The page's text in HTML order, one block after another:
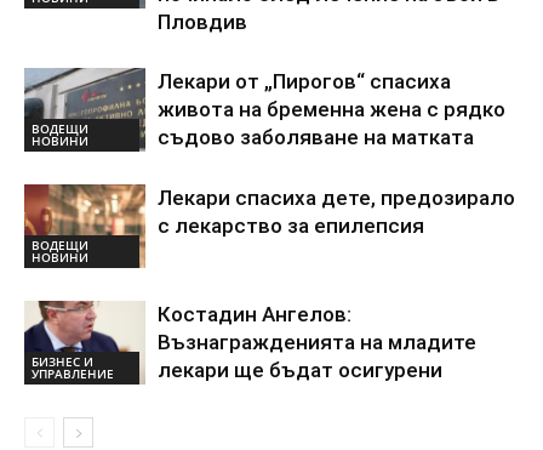
Пловдив
ВОДЕЩИ
НОВИНИ
Лекари от „Пирогов“ спасиха
живота на бременна жена с рядко
съдово заболяване на матката
ВОДЕЩИ
НОВИНИ
Лекари спасиха дете, предозирало
с лекарство за епилепсия
БИЗНЕС И
УПРАВЛЕНИЕ
Костадин Ангелов:
Възнагражденията на младите
лекари ще бъдат осигурени